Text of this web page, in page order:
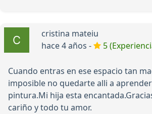
cristina mateiu
hace 4 años -
5
Cuando entras en ese espacio tan
imposible no quedarte alli a
pintura.Mi hija esta
cariño y todo tu amor.